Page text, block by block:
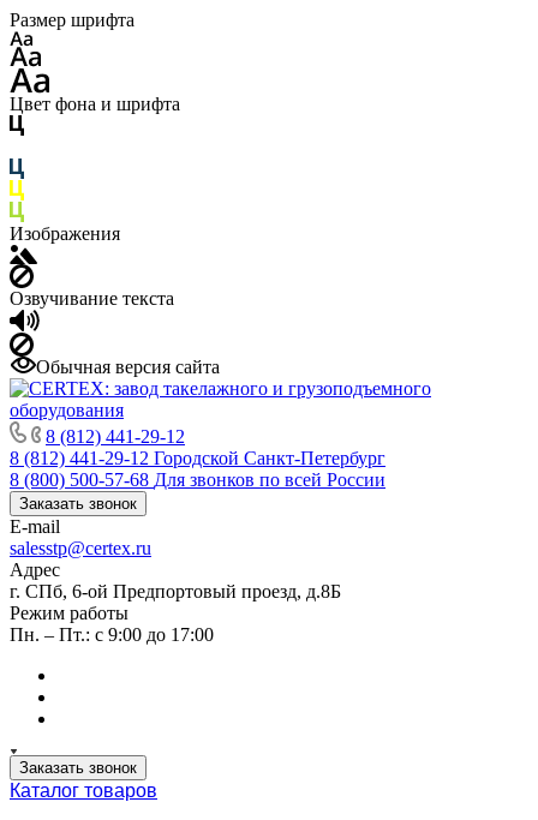
Размер шрифта
Цвет фона и шрифта
Изображения
Озвучивание текста
Обычная версия сайта
8 (812) 441-29-12
8 (812) 441-29-12 Городской Санкт-Петербург
8 (800) 500-57-68 Для звонков по всей России
Заказать звонок
E-mail
salesstp@certex.ru
Адрес
г. СПб, 6-ой Предпортовый проезд, д.8Б
Режим работы
Пн. – Пт.: с 9:00 до 17:00
Заказать звонок
Каталог товаров